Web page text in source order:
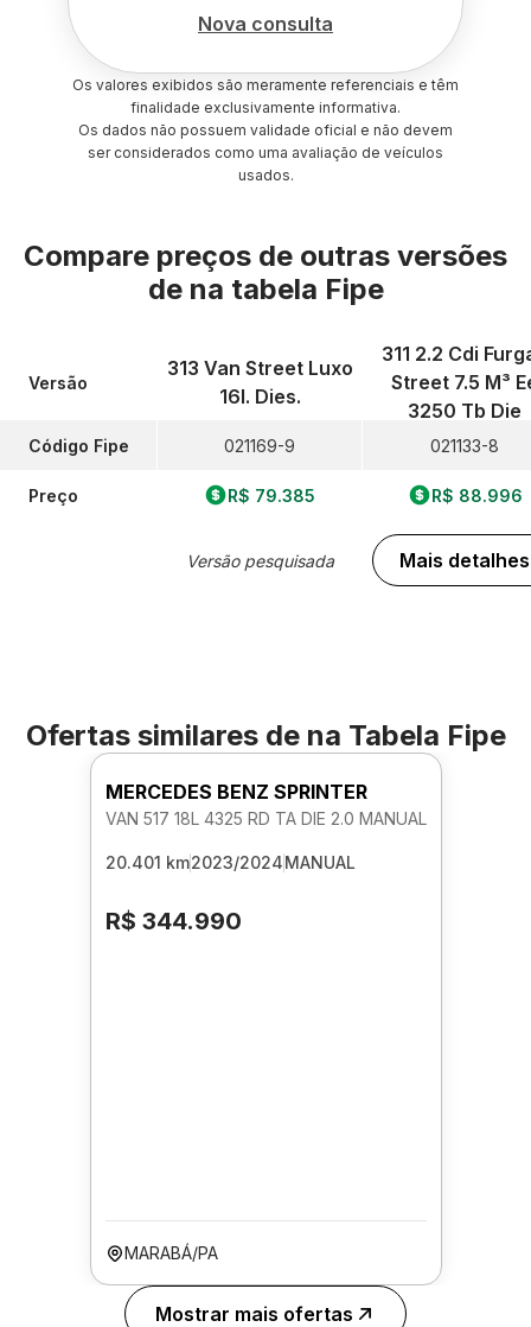
Nova consulta
Os valores exibidos são meramente referenciais e têm
finalidade exclusivamente informativa.
Os dados não possuem validade oficial e não devem
ser considerados como uma avaliação de veículos
usados.
Compare preços de outras versões
de na tabela Fipe
Versão
Código Fipe
Preço
313 Van Street Luxo
16l. Dies.
021169-9
R$ 79.385
Versão pesquisada
311 2.2 Cdi
Street 7.5 M³
3250 Tb Die
021133-8
R$ 88.996
Mais detalhes
Ofertas similares de na Tabela Fipe
MERCEDES BENZ SPRINTER
VAN 517 18L 4325 RD TA DIE 2.0 MANUAL
20.401 km2023/2024MANUAL
R$ 344.990
MARABÁ/PA
Mostrar mais ofertas